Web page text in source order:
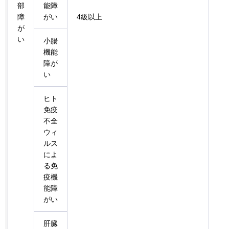
部
障
が
い
4級以上
能障
がい
小腸
機能
障が
い
ヒト
免疫
不全
ウィ
ルス
によ
る免
疫機
能障
がい
肝臓